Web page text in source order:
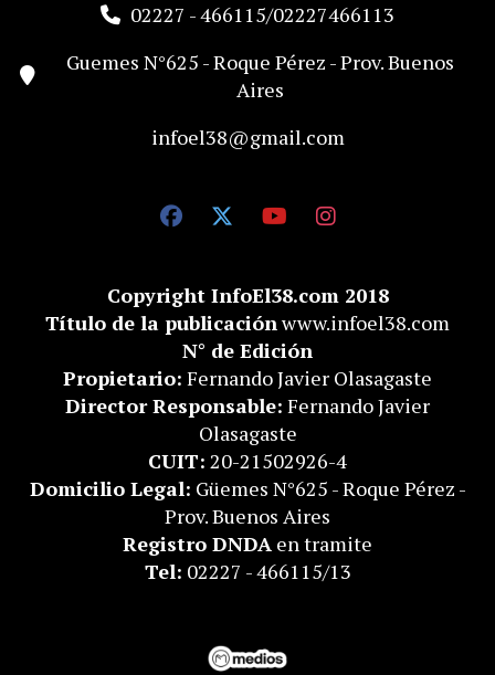
Copyright InfoEl38.com 2018
Título de la publicaciónwww.infoel38.com
N° de Edición
Propietario: Fernando Javier Olasagaste
Director Responsable: Fernando Javier
Olasagaste
CUIT: 20-21502926-4
Domicilio Legal: Güemes N°625 - Roque Pérez -
Prov. Buenos Aires
Registro DNDA en tramite
Tel: 02227 - 466115/13
02227 - 466115/02227466113
Guemes N°625 - Roque Pérez - Prov. Buenos
Aires
infoel38@gmail.com